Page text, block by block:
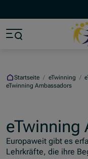
Zum Hauptinhalt springen
Startseite / eTwinning /
eTwinning Ambassadors
eTwinning
Europaweit gibt es
Lehrkräfte, die ihre